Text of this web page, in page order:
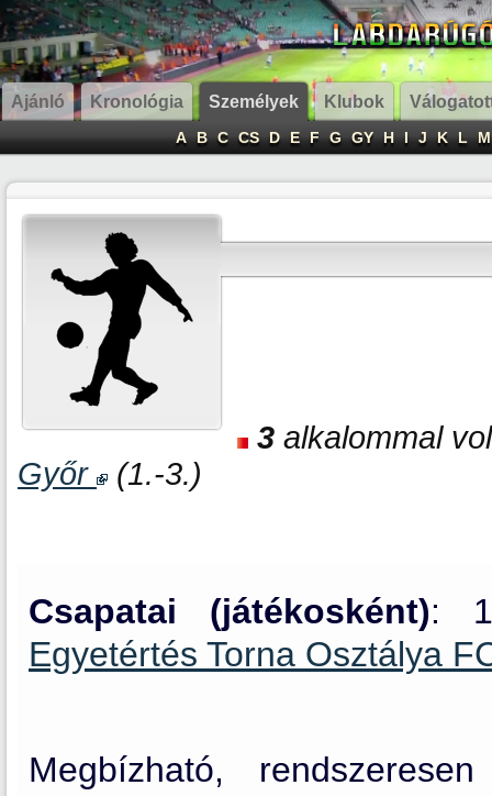
Ajánló Kronológia Személyek Klubok
A B C CS D E F G GY H I J K L M
3 alkalommal
Győr
(1.-3.)
Csapatai (játékosként):
Egyetértés Torna Osztálya
Megbízható,